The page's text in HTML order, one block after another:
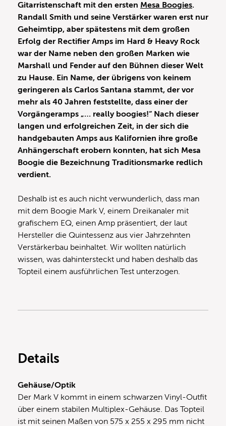
Gitarristenschaft mit den ersten Mesa Boogies.
Randall Smith und seine Verstärker waren erst nur
Geheimtipp, aber spätestens mit dem großen
Erfolg der Rectifier Amps im Hard & Heavy Rock
war der Name neben den großen Marken wie
Marshall und Fender auf den Bühnen dieser Welt
zu Hause. Ein Name, der übrigens von keinem
geringeren als Carlos Santana stammt, der vor
mehr als 40 Jahren feststellte, dass einer der
Vorgängeramps „… really boogies!“ Nach dieser
langen und erfolgreichen Zeit, in der sich die
handgebauten Amps aus Kalifornien ihre große
Anhängerschaft erobern konnten, hat sich Mesa
Boogie die Bezeichnung Traditionsmarke redlich
verdient.
Deshalb ist es auch nicht verwunderlich, dass man
mit dem Boogie Mark V, einem Dreikanaler mit
grafischem EQ, einen Amp präsentiert, der laut
Hersteller die Quintessenz aus vier Jahrzehnten
Verstärkerbau beinhaltet. Wir wollten natürlich
wissen, was dahintersteckt und haben deshalb das
Topteil einem ausführlichen Test unterzogen.
Details
Gehäuse/Optik
Der Mark V kommt in einem schwarzen Vinyl-Outfit
über einem stabilen Multiplex-Gehäuse. Das Topteil
ist mit seinen Maßen von 575 x 255 x 295 mm nicht